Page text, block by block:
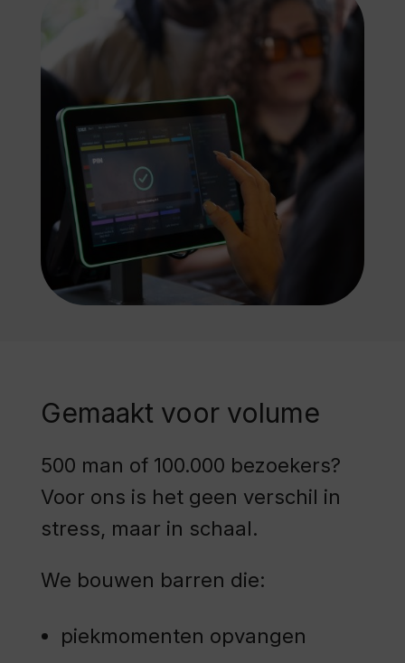
Gemaakt voor volume
500 man of 100.000 bezoekers?
Voor ons is het geen verschil in
stress, maar in schaal.
We bouwen barren die:
piekmomenten opvangen